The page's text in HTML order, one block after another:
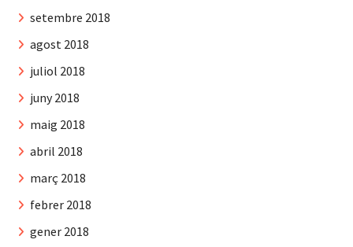
setembre 2018
agost 2018
juliol 2018
juny 2018
maig 2018
abril 2018
març 2018
febrer 2018
gener 2018